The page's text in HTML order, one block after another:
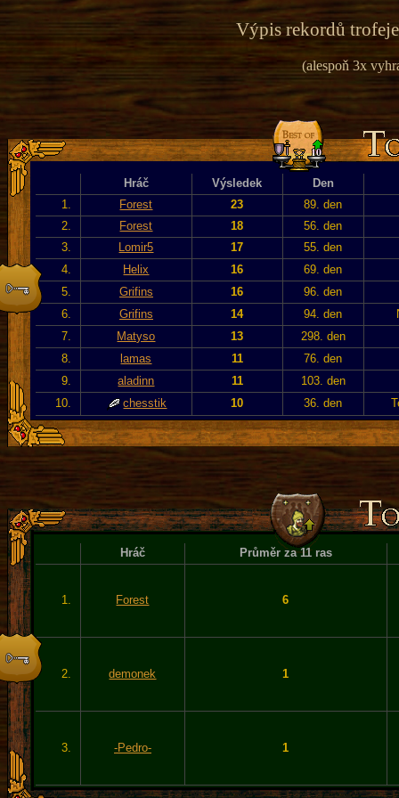
Výpis rekordů
(alespoň 3x
Hráč Výsledek
Den
1.
Forest 23
89. den
2.
Forest 18
56. den
3.
Lomir5 17
55. den
4.
Helix 16
69. den
5.
Grifins 16
96. den
6.
Grifins 14 94. den
7.
Matyso 13
298. den
8.
lamas 11
76. den
9.
aladinn 11
103. den
10.
chesstik 10 36. den
Hráč Průměr za 11 ras
1. Forest 6
2. demonek 1
3. -Pedro- 1